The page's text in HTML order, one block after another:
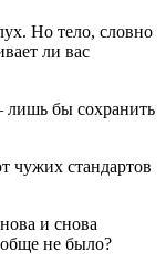
Но тело, словно
ли вас
лишь бы сохранить
чужих стандартов
и снова
не было?